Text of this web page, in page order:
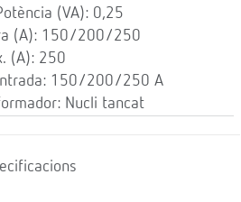
(VA): 0,25
(A): 150/200/250
(A): 250
150/200/250 A
Nucli tancat